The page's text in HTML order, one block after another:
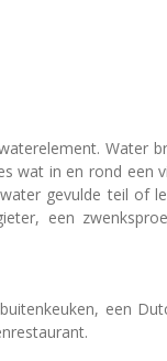
Water
wat in en rond een
gevulde teil of
een
een